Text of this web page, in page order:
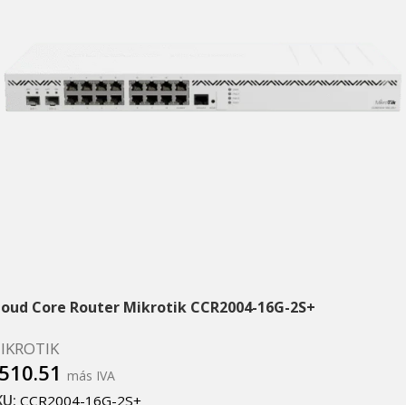
Core Router Mikrotik CCR2004-16G-2S+
más IVA
CCR2004-16G-2S+